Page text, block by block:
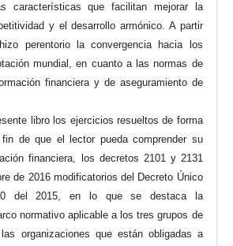
características que facilitan mejorar la
y el desarrollo armónico. A partir
perentorio la convergencia hacia los
mundial, en cuanto a las normas de
financiera y de aseguramiento de
libro los ejercicios resueltos de forma
de que el lector pueda comprender su
financiera, los decretos 2101 y 2131
de 2016 modificatorios del Decreto Único
del 2015, en lo que se destaca la
normativo aplicable a los tres grupos de
organizaciones que están obligadas a